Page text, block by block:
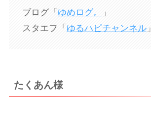
ブログ「 ゆめログ。
」
スタエフ「 ゆるハピチャンネル」
たくあん様